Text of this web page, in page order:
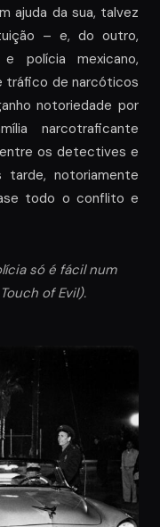
ajuda da sua, talvez
– e, do outro,
polícia mexicano,
tráfico de narcóticos
notoriedade por
narcotraficante
entre os detectives e
tarde, notoriamente
todo o conflito e
só é fácil num
Touch of Evil).